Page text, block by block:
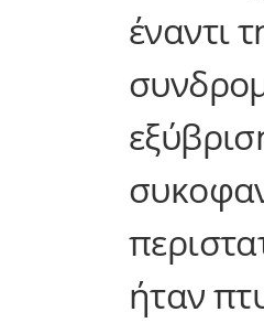
έναντι
ήταν